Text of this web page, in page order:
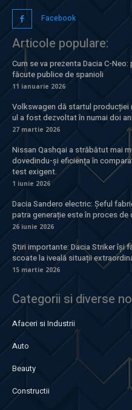
Facebook
Articole populare:
Cum se va prezenta Dacia C-
făcute publice de spanioli
11 ianuarie 2026
Volkswagen dă startul producției
ul a fost dezvoltat în numai doi
27 martie 2026
Nissan Qashqai a străbătut mai
dovedindu-și eficiența în
test exigent.
1 iunie 2026
Dacia Sandero electric: Șeful
patra generație este în proces de
26 iunie 2026
Știri importante: Dacia Striker își
scoate la iveală situații
15 martie 2026
Categorii si diverse
Afaceri si Industrii
Auto
Beauty
Constructii